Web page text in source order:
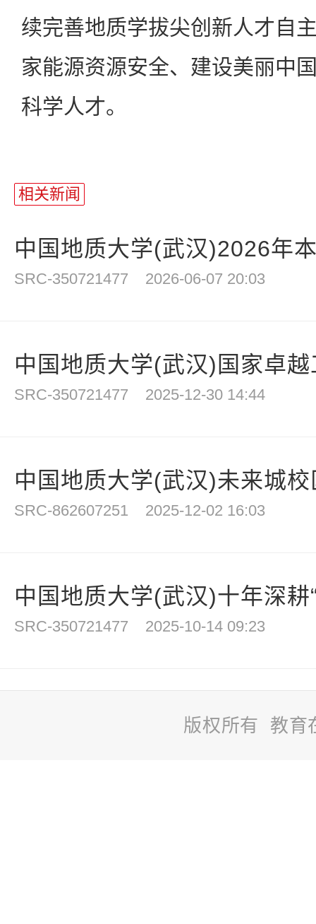
续完善地质学拔尖创新人才自
家能源资源安全、建设美丽中
科学人才。
相关新闻
中国地质大学(武汉)2026年
SRC-350721477 2026-06-07 20:03
中国地质大学(武汉)国家卓
SRC-350721477 2025-12-30 14:44
中国地质大学(武汉)未来城
SRC-862607251 2025-12-02 16:03
中国地质大学(武汉)十年深
SRC-350721477 2025-10-14 09:23
版权所有 教育